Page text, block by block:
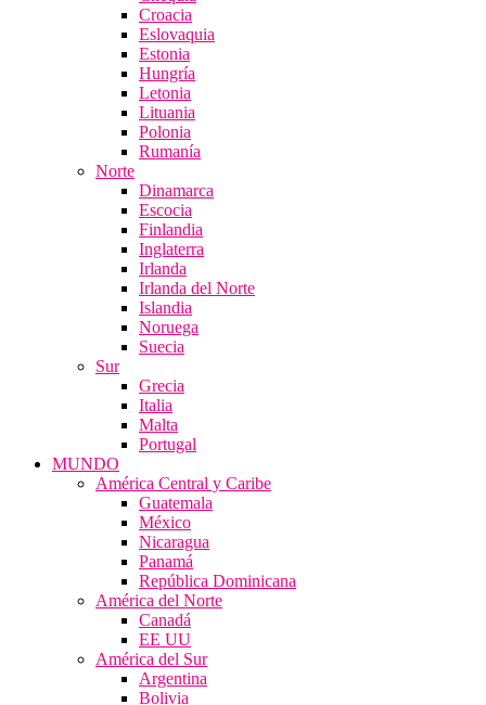
Croacia
Eslovaquia
Estonia
Hungría
Letonia
Lituania
Polonia
Rumanía
Norte
Dinamarca
Escocia
Finlandia
Inglaterra
Irlanda
Irlanda del Norte
Islandia
Noruega
Suecia
Sur
Grecia
Italia
Malta
Portugal
MUNDO
América Central y Caribe
Guatemala
México
Nicaragua
Panamá
República Dominicana
América del Norte
Canadá
EE UU
América del Sur
Argentina
Bolivia